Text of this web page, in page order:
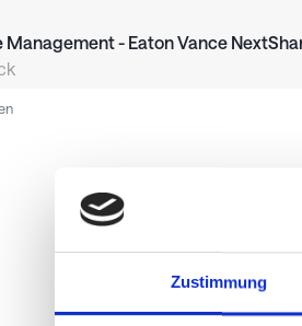
Zustimmung
Management - Eaton Vance